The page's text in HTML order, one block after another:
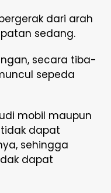
dari arah
sedang.
secara tiba-
sepeda
mobil maupun
dapat
sehingga
dapat